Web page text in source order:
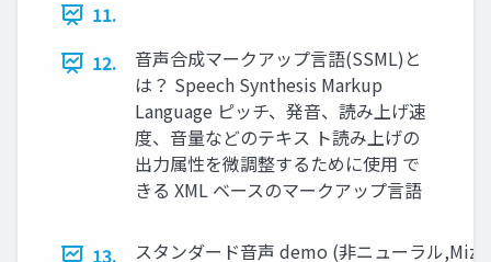
11.
12.
音声合成マークアップ言語(SSML)と
は？ Speech Synthesis Markup
Language ピッチ、発音、読み上げ速
度、音量などのテキス ト読み上げの
出力属性を微調整するために使用 で
きる XML ベースのマークアップ言語
13.
スタンダード音声 demo (非ニューラル